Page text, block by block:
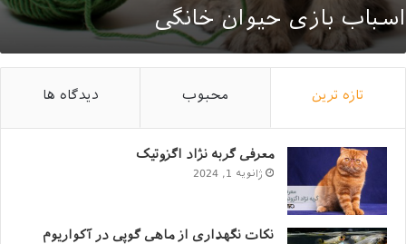
اسباب بازی حیوان خانگی
تازه ترین محبوب دیدگاه ها
معرفی گربه نژاد اگزوتیک
ژانویه 1, 2024
نکات نگهداری از ماهی گوپی در آکواریوم